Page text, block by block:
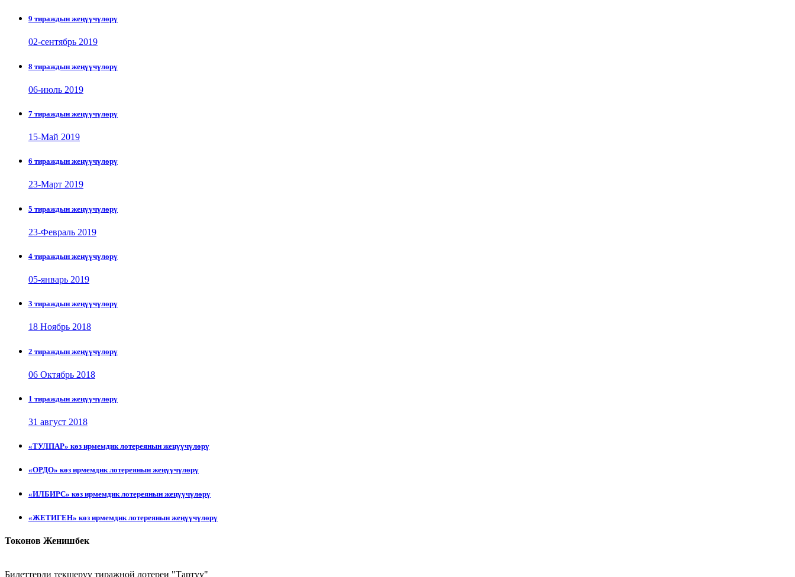
9 тираждын жеңүүчүлөрү
02-сентябрь 2019
8 тираждын жеңүүчүлөрү
06-июль 2019
7 тираждын жеңүүчүлөрү
15-Май 2019
6 тираждын жеңүүчүлөрү
23-Март 2019
5 тираждын жеңүүчүлөрү
23-Февраль 2019
4 тираждын жеңүүчүлөрү
05-январь 2019
3 тираждын жеңүүчүлөрү
18 Ноябрь 2018
2 тираждын жеңүүчүлөрү
06 Октябрь 2018
1 тираждын жеңүүчүлөрү
31 август 2018
«ТУЛПАР» көз ирмемдик лотереянын жеңүүчүлөрү
«ОРДО» көз ирмемдик лотереянын жеңүүчүлөрү
«ИЛБИРС» көз ирмемдик лотереянын жеңүүчүлөрү
«ЖЕТИГЕН» көз ирмемдик лотереянын жеңүүчүлөрү
Токонов Женишбек
Билеттерди текшерүү тиражной лотереи "Тартуу"